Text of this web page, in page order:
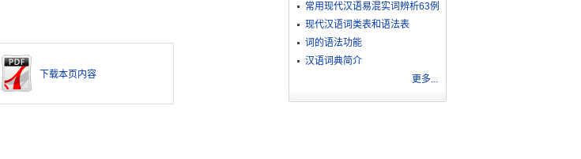
下载本页内容
常用现代汉语易混实词辨析63例
现代汉语词类表和语法表
词的语法功能
汉语词典简介
更多...